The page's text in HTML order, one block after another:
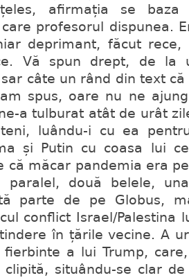
afirmația se
profesorul dispunea.
deprimant, făcut
Vă spun drept, de la
câte un rând din text
spus, oare nu ne
a tulburat atât de urât
luându-i cu ea
și Putin cu coasa lui
că măcar pandemia era
două belele,
parte de pe Globus,
conflict Israel/Palestina
în țările vecine. A
a lui Trump,
clipită, situându-se clar